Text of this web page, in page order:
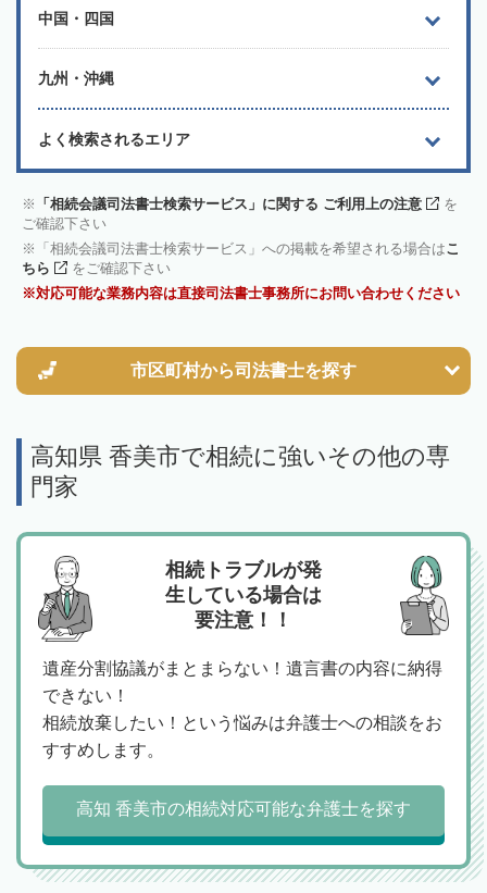
中国・四国
九州・沖縄
よく検索されるエリア
「相続会議司法書士検索サービス」に関する ご利用上の注意
を
ご確認下さい
「相続会議司法書士検索サービス」への掲載を希望される場合はこ
ちら
をご確認下さい
対応可能な業務内容は直接司法書士事務所にお問い合わせください
市区町村から司法書士を探す
高知県 香美市で相続に強いその他の専
門家
相続トラブルが発
生している場合は
要注意！！
遺産分割協議がまとまらない！遺言書の内容に納得
できない！
相続放棄したい！という悩みは弁護士への相談をお
すすめします。
高知 香美市の相続対応可能な弁護士を探す